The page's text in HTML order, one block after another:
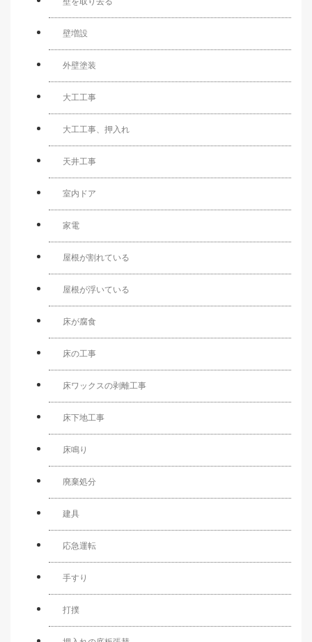
壁増設
外壁塗装
大工工事
大工工事、押入れ
天井工事
室内ドア
家電
屋根が割れている
屋根が浮いている
床が腐食
床の工事
床ワックスの剥離工事
床下地工事
床鳴り
廃棄処分
建具
応急運転
手すり
打撲